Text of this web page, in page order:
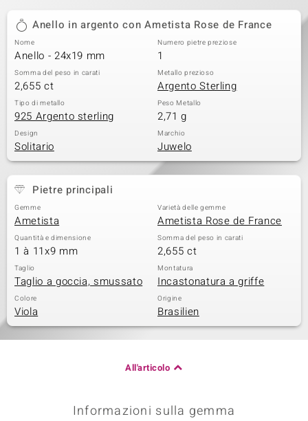
ClassicsAnello in argento con Ametista Rose de France
Nome
Anello - 24x19 mm
Numero pietre preziose
1
Somma del peso in carati
2,655 ct
Metallo prezioso
Argento Sterling
Tipo di metallo
925 Argento sterling
Peso Metallo
2,71 g
Design
Solitario
Marchio
Juwelo
Pietre principali
Gemme
Ametista
Varietà delle gemme
Ametista Rose de France
Quantità e dimensione
1 à 11x9 mm
Somma del peso in carati
2,655 ct
Taglio
Taglio a goccia, smussato
Montatura
Incastonatura a griffe
Colore
Viola
Origine
Brasilien
All'articolo
Informazioni sulla gemma